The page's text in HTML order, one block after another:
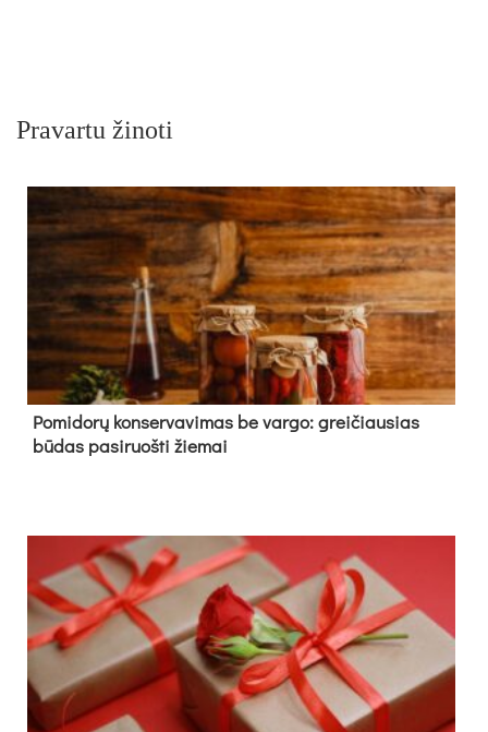
Pravartu žinoti
Pomidorų konservavimas be vargo: greičiausias
būdas pasiruošti žiemai